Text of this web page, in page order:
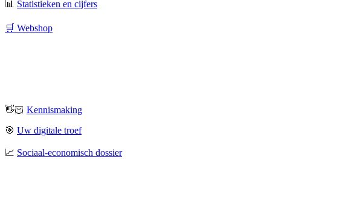
📊 Statistieken en cijfers
🛒 Webshop
👋🏻 Kennismaking
🎯 Uw digitale troef
📈 Sociaal-economisch dossier